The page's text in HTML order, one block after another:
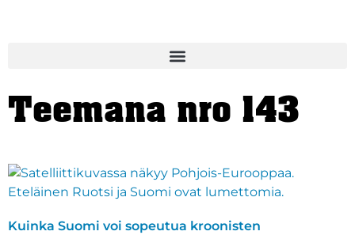
Teemana nro 143
Kuinka Suomi voi sopeutua kroonisten